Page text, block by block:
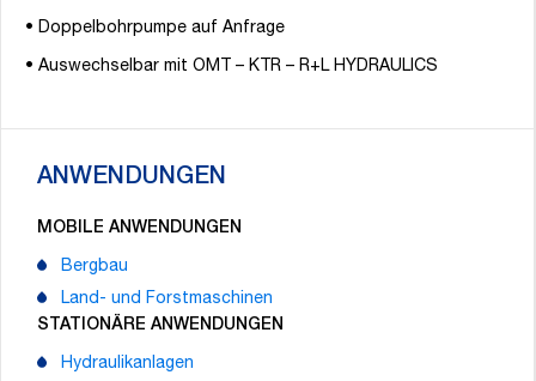
• Doppelbohrpumpe auf Anfrage
• Auswechselbar mit OMT – KTR – R+L HYDRAULICS
ANWENDUNGEN
MOBILE ANWENDUNGEN
Bergbau
Land- und Forstmaschinen
STATIONÄRE ANWENDUNGEN
Hydraulikanlagen